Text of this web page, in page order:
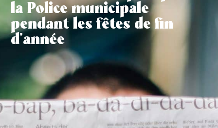
la Police municipale
pendant les fêtes de fin
d’année